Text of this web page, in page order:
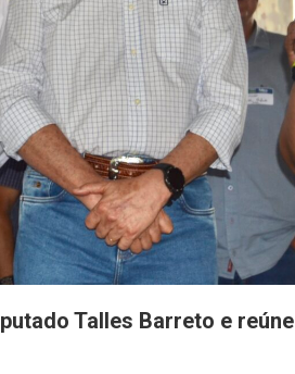
Talles Barreto e reúne